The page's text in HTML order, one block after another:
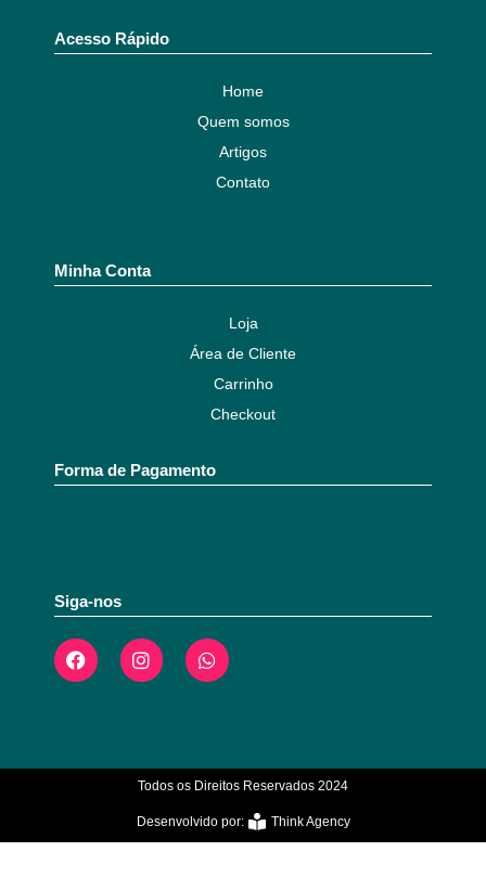
Acesso Rápido
Home
Quem somos
Artigos
Contato
Minha Conta
Loja
Área de Cliente
Carrinho
Checkout
Forma de Pagamento
Siga-nos
Todos os Direitos Reservados 2024
Desenvolvido por: Think Agency